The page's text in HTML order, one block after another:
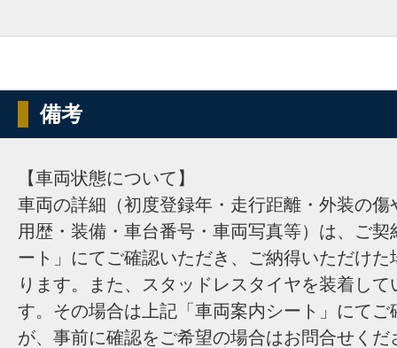
備考
【車両状態について】
車両の詳細（初度登録年・走行距離・外装の傷
用歴・装備・車台番号・車両写真等）は、ご
ート」にてご確認いただき、ご納得いただけ
ります。また、スタッドレスタイヤを装着し
す。その場合は上記「車両案内シート」にてご
が、事前に確認をご希望の場合はお問合せくだ